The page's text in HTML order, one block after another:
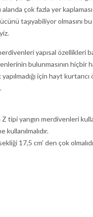
çok fazla yer
taşıyabiliyor olmasını
yapısal özellikleri
bulunmasının hiçbir
için hayt
tipi yangın merdivenleri
17,5 cm’ den çok